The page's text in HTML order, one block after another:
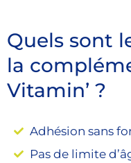
Quels sont
la
Vitamin’ ?
Adhésion sans
Pas de limite